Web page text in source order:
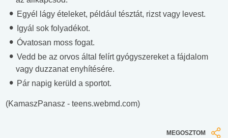
Egyél lágy ételeket, például tésztát, rizst vagy levest.
Igyál sok folyadékot.
Óvatosan moss fogat.
Vedd be az orvos által felírt gyógyszereket a fájdalom
vagy duzzanat enyhítésére.
Pár napig kerüld a sportot.
(KamaszPanasz - teens.webmd.com)
MEGOSZTOM